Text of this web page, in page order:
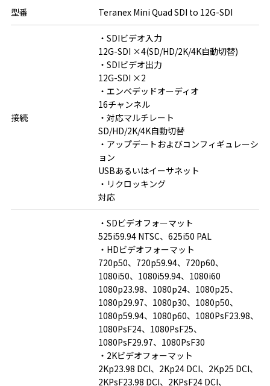
型番 Teranex Mini Quad SDI to 12G-SDI
接続
・SDIビデオ入力
12G-SDI ×4(SD/HD/2K/4K自動切替)
・SDIビデオ出力
12G-SDI ×2
・エンベデッドオーディオ
16チャンネル
・対応マルチレート
SD/HD/2K/4K自動切替
・アップデートおよびコンフィギュレーシ
ョン
USBあるいはイーサネット
・リクロッキング
対応
・SDビデオフォーマット
525i59.94 NTSC、625i50 PAL
・HDビデオフォーマット
720p50、720p59.94、720p60、
1080i50、1080i59.94、1080i60
1080p23.98、1080p24、1080p25、
1080p29.97、1080p30、1080p50、
1080p59.94、1080p60、1080PsF23.98、
1080PsF24、1080PsF25、
1080PsF29.97、1080PsF30
・2Kビデオフォーマット
2Kp23.98 DCI、2Kp24 DCI、2Kp25 DCI、
2KPsF23.98 DCI、2KPsF24 DCI、